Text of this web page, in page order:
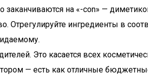
заканчиваются на «-con» —
Отрегулируйте ингредиенты в
Это касается всех
— есть как отличные